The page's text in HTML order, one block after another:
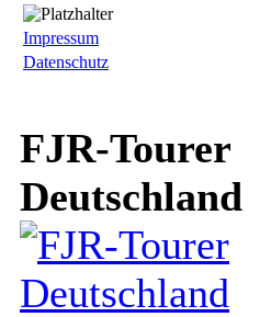
Impressum
Datenschutz
FJR-Tourer
Deutschland